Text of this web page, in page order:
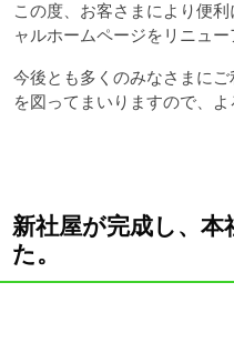
この度、お客さまにより便
ャルホームページをリニュー
今後とも多くのみなさまに
を図ってまいりますので、
新社屋が完成し、
た。